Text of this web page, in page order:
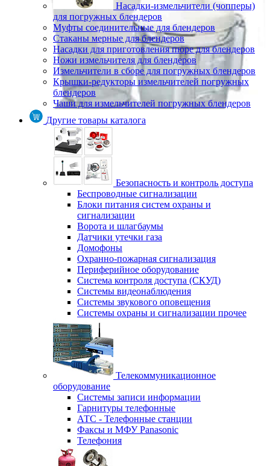
Насадки-измельчители (чопперы)
для погружных блендеров
Муфты соединительные для блендеров
Стаканы мерные для блендеров
Насадки для приготовления пюре для блендеров
Ножи измельчителя для блендеров
Измельчители в сборе для погружных блендеров
Крышки-редукторы измельчителей погружных
блендеров
Чаши для измельчителей погружных блендеров
Другие товары каталога
Безопасность и контроль доступа
Беспроводные сигнализации
Блоки питания систем охраны и
сигнализации
Ворота и шлагбаумы
Датчики утечки газа
Домофоны
Охранно-пожарная сигнализация
Периферийное оборудование
Система контроля доступа (СКУД)
Системы видеонаблюдения
Системы звукового оповещения
Системы охраны и сигнализации прочее
Телекоммуникационное
оборудование
Системы записи информации
Гарнитуры телефонные
АТС - Телефонные станции
Факсы и МФУ Panasonic
Телефония